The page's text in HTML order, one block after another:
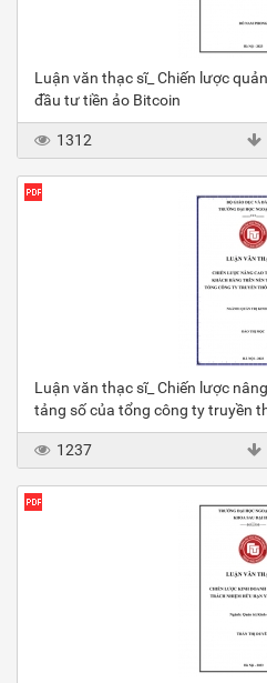
Luận văn thạc sĩ_ Chiến lược
đầu tư tiền ảo Bitcoin
1312
Luận văn thạc sĩ_ Chiến lược
tảng số của tổng công ty truyền
1237